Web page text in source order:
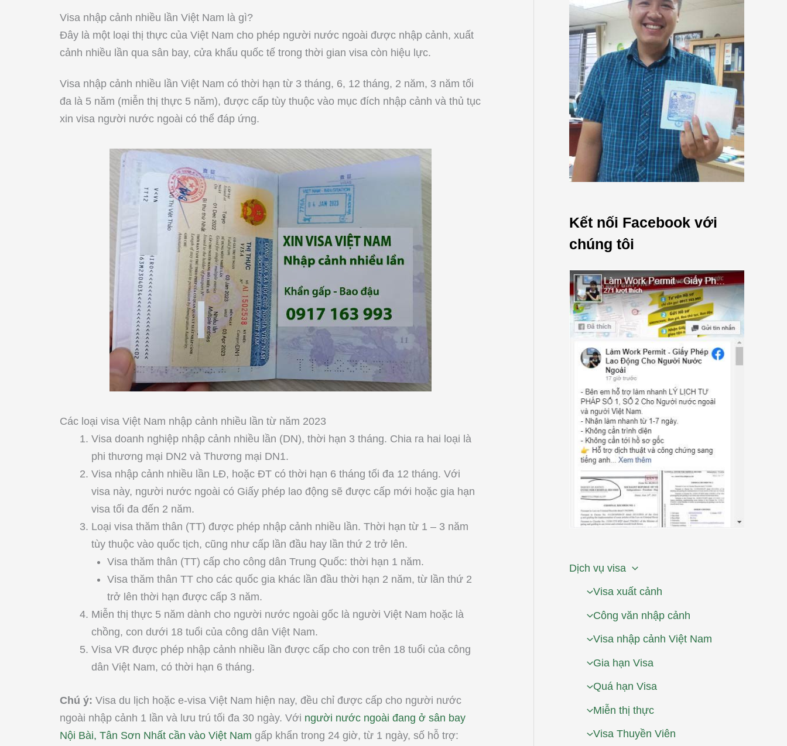
Visa nhập cảnh nhiều lần Việt Nam là gì?
Đây là một loại thị thực của Việt Nam cho phép người nước ngoài được nhập cảnh, xuất
cảnh nhiều lần qua sân bay, cửa khẩu quốc tế trong thời gian visa còn hiệu lực.
Visa nhập cảnh nhiều lần Việt Nam có thời hạn từ 3 tháng, 6, 12 tháng, 2 năm, 3 năm tối
đa là 5 năm (miễn thị thực 5 năm), được cấp tùy thuộc vào mục đích nhập cảnh và thủ tục
xin visa người nước ngoài có thể đáp ứng.
Các loại visa Việt Nam nhập cảnh nhiều lần từ năm 2023
Visa doanh nghiệp nhập cảnh nhiều lần (DN), thời hạn 3 tháng. Chia ra hai loại là
phi thương mại DN2 và Thương mại DN1.
Visa nhập cảnh nhiều lần LĐ, hoặc ĐT có thời hạn 6 tháng tối đa 12 tháng. Với
visa này, người nước ngoài có Giấy phép lao động sẽ được cấp mới hoặc gia hạn
visa tối đa đến 2 năm.
Loại visa thăm thân (TT) được phép nhập cảnh nhiều lần. Thời hạn từ 1 – 3 năm
tùy thuộc vào quốc tịch, cũng như cấp lần đầu hay lần thứ 2 trở lên.
Visa thăm thân (TT) cấp cho công dân Trung Quốc: thời hạn 1 năm.
Visa thăm thân TT cho các quốc gia khác lần đầu thời hạn 2 năm, từ lần thứ 2
trở lên thời hạn được cấp 3 năm.
Miễn thị thực 5 năm dành cho người nước ngoài gốc là người Việt Nam hoặc là
chồng, con dưới 18 tuổi của công dân Việt Nam.
Visa VR được phép nhập cảnh nhiều lần được cấp cho con trên 18 tuổi của công
dân Việt Nam, có thời hạn 6 tháng.
Chú ý: Visa du lịch hoặc e-visa Việt Nam hiện nay, đều chỉ được cấp cho người nước
ngoài nhập cảnh 1 lần và lưu trú tối đa 30 ngày. Với người nước ngoài đang ở sân bay
Nội Bài, Tân Sơn Nhất cần vào Việt Nam gấp khẩn trong 24 giờ, từ 1 ngày, số hỗ trợ:
Kết nối Facebook với
chúng tôi
Dịch vụ visa
Visa xuất cảnh
Công văn nhập cảnh
Visa nhập cảnh Việt Nam
Gia hạn Visa
Quá hạn Visa
Miễn thị thực
Visa Thuyền Viên